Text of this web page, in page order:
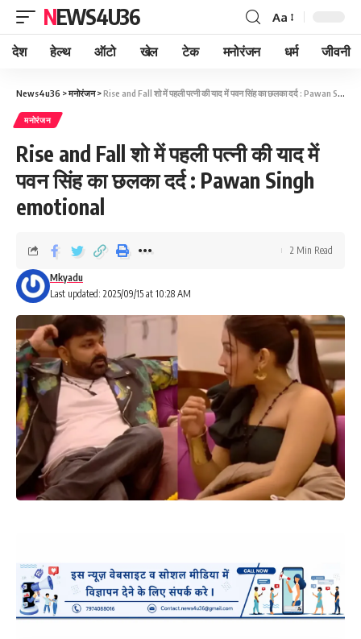
NEWS4U36 Aa
देश हेल्थ ऑटो खेल टेक मनोरंजन धर्म जीवनी
News4u36 >मनोरंजन>Rise and Fall शो में पहली पत्नी की याद में पवन सिंह का छलका दर्द : Pawan Singh emotional
मनोरंजन
Rise and Fall शो में पहली पत्नी की याद में
पवन सिंह का छलका दर्द : Pawan Singh
emotional
Last updated: 2025/09/15 at 10:28 AM
Mkyadu
2 Min Read